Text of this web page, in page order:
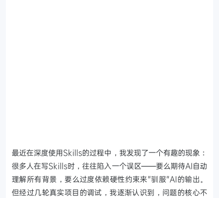
最近在深度使用Skills的过程中，我发现了一个有趣的现象：
很多人在写Skills时，往往陷入一个误区——要么期待AI自动
理解所有背景，要么过度依赖硬性约束来"驯服"AI的输出。
但经过几轮真实项目的调试，我逐渐认识到，问题的核心不